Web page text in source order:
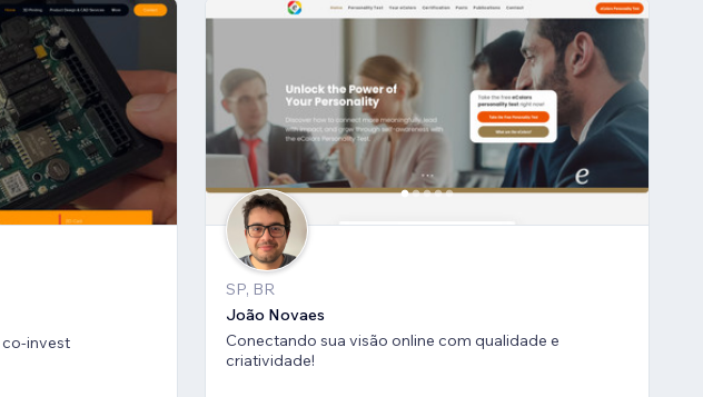
co-invest
SP, BR
João Novaes
Conectando sua visão online com qualidade e
criatividade!